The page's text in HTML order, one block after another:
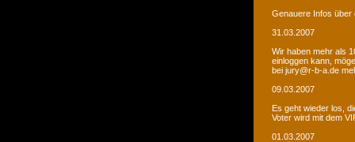
Genauere Infos über
31.03.2007
Wir haben mehr als
einloggen kann,
bei jury@r-b-a.de
09.03.2007
Es geht wieder los,
Voter wird mit dem
01.03.2007